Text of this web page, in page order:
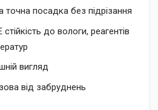
посадка без підрізання
стійкість до вологи, реагентів
вигляд
від забруднень